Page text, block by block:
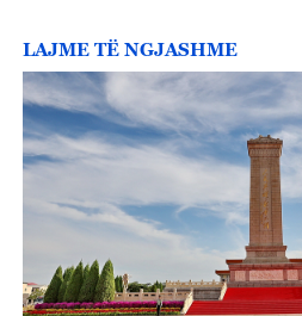
LAJME TË NGJASHME